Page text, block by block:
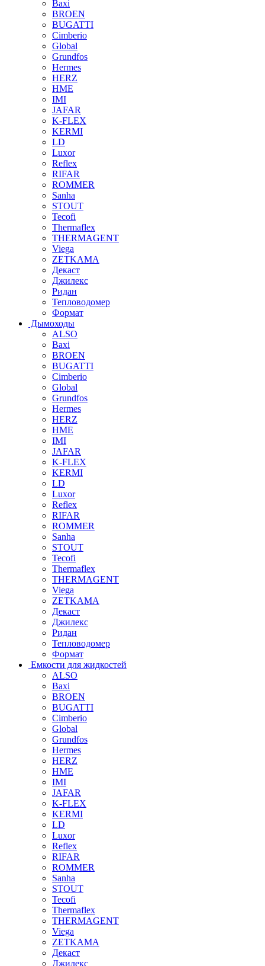
Baxi
BROEN
BUGATTI
Cimberio
Global
Grundfos
Hermes
HERZ
HME
IMI
JAFAR
K-FLEX
KERMI
LD
Luxor
Reflex
RIFAR
ROMMER
Sanha
STOUT
Tecofi
Thermaflex
THERMAGENT
Viega
ZETKAMA
Декаст
Джилекс
Ридан
Тепловодомер
Формат
Дымоходы
ALSO
Baxi
BROEN
BUGATTI
Cimberio
Global
Grundfos
Hermes
HERZ
HME
IMI
JAFAR
K-FLEX
KERMI
LD
Luxor
Reflex
RIFAR
ROMMER
Sanha
STOUT
Tecofi
Thermaflex
THERMAGENT
Viega
ZETKAMA
Декаст
Джилекс
Ридан
Тепловодомер
Формат
Емкости для жидкостей
ALSO
Baxi
BROEN
BUGATTI
Cimberio
Global
Grundfos
Hermes
HERZ
HME
IMI
JAFAR
K-FLEX
KERMI
LD
Luxor
Reflex
RIFAR
ROMMER
Sanha
STOUT
Tecofi
Thermaflex
THERMAGENT
Viega
ZETKAMA
Декаст
Джилекс